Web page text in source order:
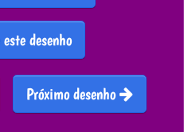
desenho
Próximo desenho